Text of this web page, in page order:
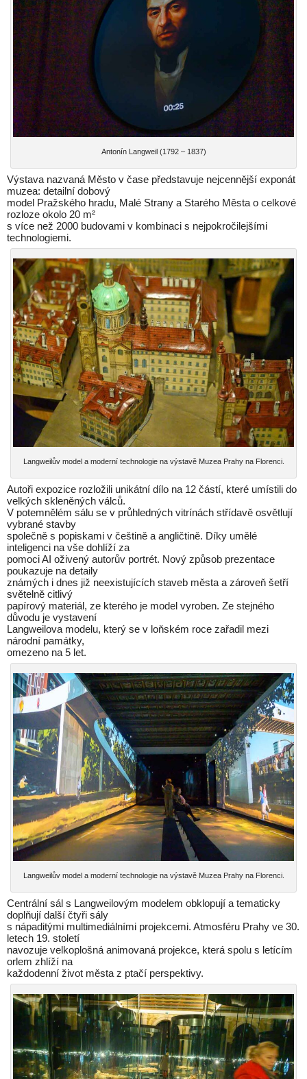
Antonín Langweil (1792 – 1837)
Výstava nazvaná Město v čase představuje nejcennější exponát
muzea: detailní dobový
model Pražského hradu, Malé Strany a Starého Města o celkové
rozloze okolo 20 m²
s více než 2000 budovami v kombinaci s nejpokročilejšími
technologiemi.
Langweilův model a moderní technologie na výstavě Muzea Prahy na Florenci.
Autoři expozice rozložili unikátní dílo na 12 částí, které umístili do
velkých skleněných válců.
V potemnělém sálu se v průhledných vitrínách střídavě osvětlují
vybrané stavby
společně s popiskami v češtině a angličtině. Díky umělé
inteligenci na vše dohlíží za
pomoci AI oživený autorův portrét. Nový způsob prezentace
poukazuje na detaily
známých i dnes již neexistujících staveb města a zároveň šetří
světelně citlivý
papírový materiál, ze kterého je model vyroben. Ze stejného
důvodu je vystavení
Langweilova modelu, který se v loňském roce zařadil mezi
národní památky,
omezeno na 5 let.
Langweilův model a moderní technologie na výstavě Muzea Prahy na Florenci.
Centrální sál s Langweilovým modelem obklopují a tematicky
doplňují další čtyři sály
s nápaditými multimediálními projekcemi. Atmosféru Prahy ve 30.
letech 19. století
navozuje velkoplošná animovaná projekce, která spolu s letícím
orlem zhlíží na
každodenní život města z ptačí perspektivy.